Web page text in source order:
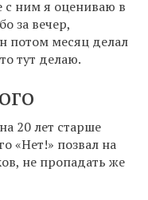
с ним я оцениваю в
за вечер,
потом месяц делал
тут делаю.
20 лет старше
«Нет!» позвал на
не пропадать же